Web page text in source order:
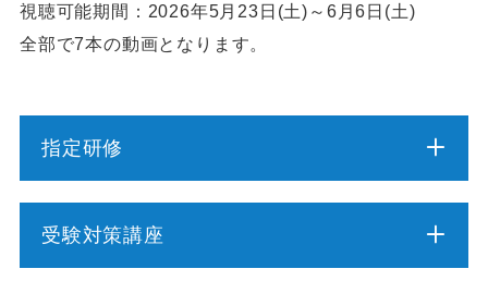
視聴可能期間：2026年5月23日(土)～6月6日(土)
全部で7本の動画となります。
指定研修
受験対策講座